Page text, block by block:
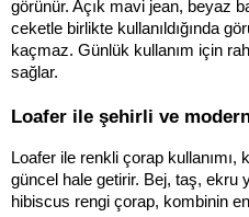
görünür. Açık mavi jean, beyaz
ceketle birlikte kullanıldığında
kaçmaz. Günlük kullanım için
sağlar.
Loafer ile şehirli ve
Loafer ile renkli çorap
güncel hale getirir. Bej, taş, ekru
hibiscus rengi çorap, kombinin